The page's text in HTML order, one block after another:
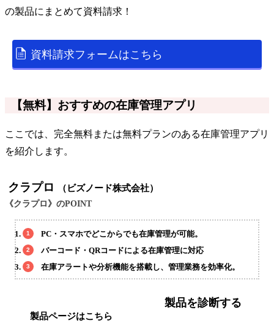
の製品にまとめて資料請求！
資料請求フォームはこちら
【無料】おすすめの在庫管理アプリ
ここでは、完全無料または無料プランのある在庫管理アプリ
を紹介します。
クラプロ （ビズノード株式会社）
《クラプロ》のPOINT
PC・スマホでどこからでも在庫管理が可能。
バーコード・QRコードによる在庫管理に対応
在庫アラートや分析機能を搭載し、管理業務を効率化。
製品ページはこちら
製品を診断する